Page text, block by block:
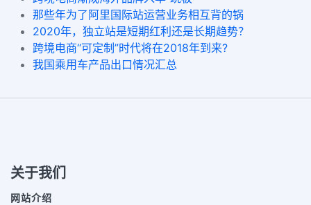
那些年为了阿里国际站运营业务相互背的锅
2020年，独立站是短期红利还是长期趋势？
跨境电商“可定制”时代将在2018年到来?
我国乘用车产品出口情况汇总
关于我们
网站介绍